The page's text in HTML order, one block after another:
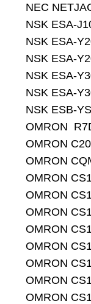
NEC
NSK ESA-
NSK ESA-
NSK ESA-
NSK ESA-
NSK ESA-
NSK ESB-
OMRON
OMRON
OMRON
OMRON
OMRON
OMRON
OMRON
OMRON
OMRON
OMRON
OMRON